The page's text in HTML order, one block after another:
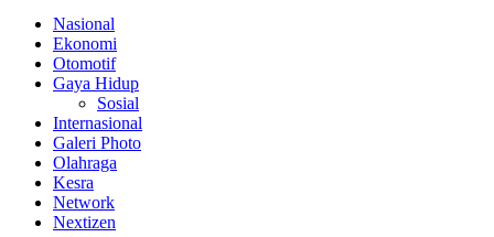
Nasional
Ekonomi
Otomotif
Gaya Hidup
Sosial
Internasional
Galeri Photo
Olahraga
Kesra
Network
Nextizen